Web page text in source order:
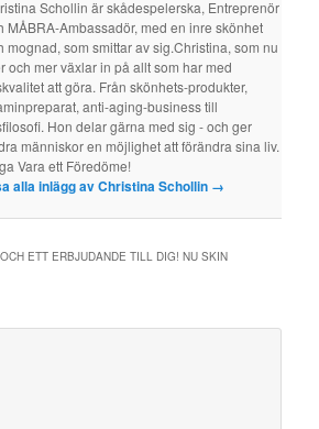
Schollin är skådespelerska, Entreprenör
MÅBRA-Ambassadör, med en inre skönhet
mognad, som smittar av sig.Christina, som nu
och mer växlar in på allt som har med
att göra. Från skönhets-produkter,
anti-aging-business till
Hon delar gärna med sig - och ger
människor en möjlighet att förändra sina liv.
Vara ett Föredöme!
alla inlägg av Christina Schollin →
ETT ERBJUDANDE TILL DIG! NU SKIN